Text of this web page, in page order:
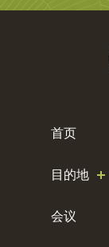
首页
目的地
会议